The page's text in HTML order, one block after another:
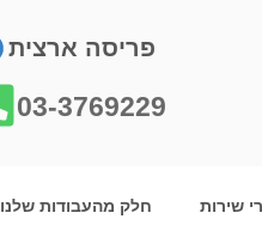
פריסה ארצית
03-3769229
שירות חלק מהעבודות שלנו